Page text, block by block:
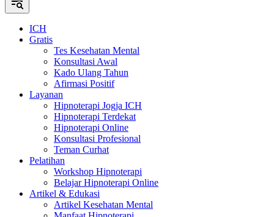
ICH
Gratis
Tes Kesehatan Mental
Konsultasi Awal
Kado Ulang Tahun
Afirmasi Positif
Layanan
Hipnoterapi Jogja ICH
Hipnoterapi Terdekat
Hipnoterapi Online
Konsultasi Profesional
Teman Curhat
Pelatihan
Workshop Hipnoterapi
Belajar Hipnoterapi Online
Artikel & Edukasi
Artikel Kesehatan Mental